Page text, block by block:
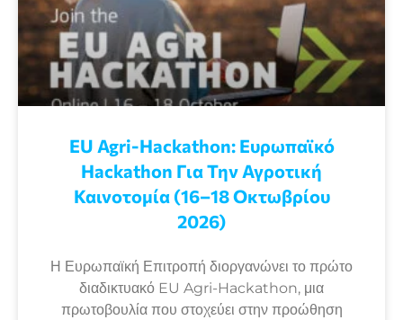
EU Agri-Hackathon: Eυρωπαϊκό
Ηackathon Για Την Αγροτική
Καινοτομία (16–18 Οκτωβρίου
2026)
Η Ευρωπαϊκή Επιτροπή διοργανώνει το πρώτο
διαδικτυακό EU Agri-Hackathon, μια
πρωτοβουλία που στοχεύει στην προώθηση